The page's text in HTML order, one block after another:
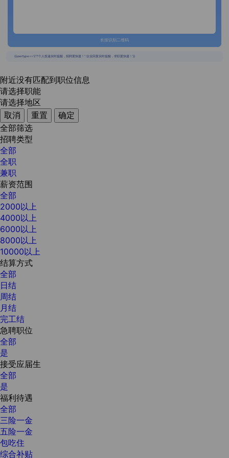
长按识别二维码
{{usertype=='2'?'个人投递实时提醒，招聘更快捷！':'企业回复实时提醒，求职更快捷！'}}
附近没有匹配到职位信息
请选择职能
请选择地区
取消
重置
确定
全部筛选
招聘类型
全部
全职
兼职
薪资范围
全部
2000以上
4000以上
6000以上
8000以上
10000以上
结算方式
全部
日结
周结
月结
完工结
急聘职位
全部
是
接受应届生
全部
是
福利待遇
全部
三险一金
五险一金
包吃住
综合补贴